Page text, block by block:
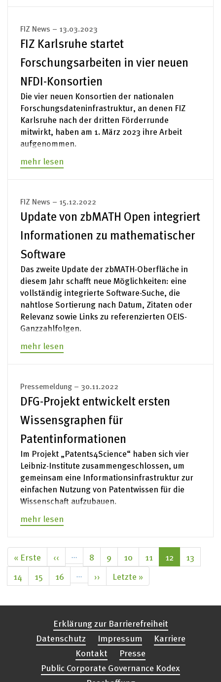
FIZ News – 13.03.2023
FIZ Karlsruhe startet
Forschungsarbeiten in vier neuen
NFDI-Konsortien
Die vier neuen Konsortien der nationalen
Forschungsdateninfrastruktur, an denen FIZ
Karlsruhe nach der dritten Förderrunde
mitwirkt, haben am 1. März 2023 ihre Arbeit
aufgenommen.
mehr lesen
FIZ News – 15.12.2022
Update von zbMATH Open integriert
Informationen zu mathematischer
Software
Das zweite Update der zbMATH-Oberfläche in
diesem Jahr schafft neue Möglichkeiten: eine
vollständig integrierte Software-Suche, die
nahtlose Sortierung nach Datum, Zitaten oder
Relevanz sowie Links zu referenzierten OEIS-
Ganzzahlfolgen.
mehr lesen
Pressemeldung – 30.11.2022
DFG-Projekt entwickelt ersten
Wissensgraphen für
Patentinformationen
Im Projekt „Patents4Science“ haben sich vier
Leibniz-Institute zusammengeschlossen, um
gemeinsam eine Informationsinfrastruktur zur
einfachen Nutzung von Patentwissen für die
Wissenschaft aufzubauen.
mehr lesen
Seitennummerierung
Erste
Seite
« Erste
Vorherige
Seite
‹‹ … Seite
8 Seite
9 Seite
10 Seite
11
Aktuelle
Seite
12 Seite
13
Seite
14 Seite
15 Seite
16 …
Nächste
Seite
››
Letzte
Seite
Letzte »
Erklärung zur Barrierefreiheit
Datenschutz
Impressum
Karriere
Kontakt
Presse
Public Corporate Governance Kodex